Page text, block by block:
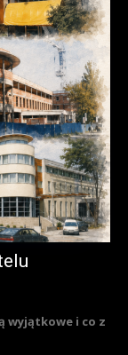
wyjątkowe i co z